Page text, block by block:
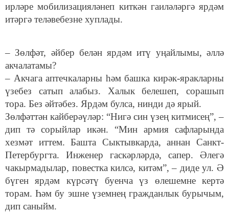
ирләре мобилизацияләнеп киткән гаиләләргә ярдәм
итәргә теләвебезне хуплады.
– Зөлфәт, әйбер белән ярдәм итү уңайлымы, әллә
акчалатамы?
– Акчага аптечкаларны һәм башка кирәк-яракларны
үзебез сатып алабыз. Халык белешеп, сорашып
тора. Без әйтәбез. Ярдәм булса, нинди дә ярый.
Зөлфәттән кайберәүләр: “Нигә син үзең китмисең”, –
дип тә сорыйлар икән. “Мин армия сафларында
хезмәт иттем. Башта Сыктывкарда, аннан Санкт-
Петербургта. Инженер гаскәрләрдә, сапер. Әлегә
чакырмадылар, повестка килсә, китәм”, – диде ул. Ә
бүген ярдәм күрсәтү буенча үз өлешемне кертә
торам. Һәм бу эшне үземнең гражданлык бурычым,
дип саныйм.